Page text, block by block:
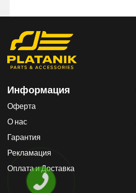
Информация
Оферта
О нас
Гарантия
Рекламация
Оплата и Доставка